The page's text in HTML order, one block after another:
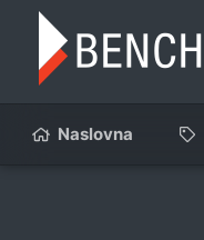
Naslovna